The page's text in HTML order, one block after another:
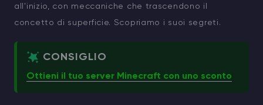
all'inizio, con meccaniche che trascendono il
concetto di superficie. Scopriamo i suoi segreti.
CONSIGLIO
Ottieni il tuo server Minecraft con uno sconto